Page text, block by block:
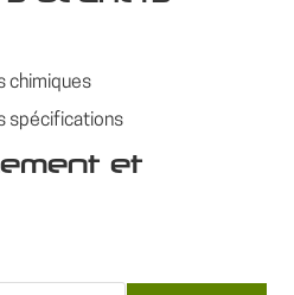
chimiques
spécifications
et